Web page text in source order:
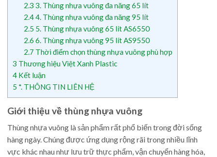
2.3 3. Thùng nhựa vuông đa năng 65 lít
2.44. Thùng nhựa vuông đa năng 95 lít
2.5 5. Thùng nhựa vuông 65 lít AS6550
2.6 6. Thùng nhựa vuông 95 lít AS9550
2.7 Thời điểm chọn thùng nhựa vuông phù hợp
3 Thương hiệu Việt Xanh Plastic
4 Kết luận
5 *. THÔNG TIN LIÊN HỆ
Giới thiệu về thùng nhựa vuông
Thùng nhựa vuông là sản phẩm rất phổ biến trong đời sống
hàng ngày. Chúng được ứng dụng rộng rãi trong nhiều lĩnh
vực khác nhau như lưu trữ thực phẩm, vận chuyển hàng hóa,